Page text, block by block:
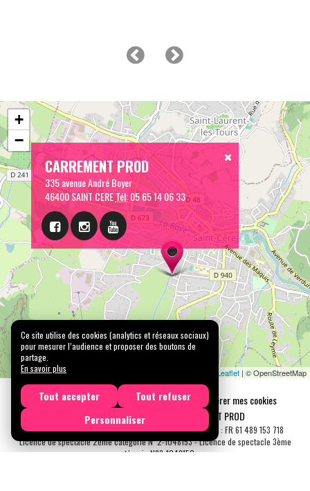
CARREMENT PROD
335 avenue André Boyer
46400 SAINT CERETél:05 65 14 06 33
+
−
Leaflet | © OpenStreetMap
Mentions légales Confidentialité
Gérer mes cookies
Tous droits réservés © 2026 |
CARREMENT PROD
N° SIRET : 489 153 718 00031 - APE : 9001 Z - N° TVA Int. : FR 61 489 153 718
Licence de spectacle 2ème catégorie N°2-1048153 - Licence de spectacle 3ème
catégorie N°3-1048152
Ce site utilise des cookies (analytics et réseaux sociaux)
pour mesurer l’audience et proposer des boutons de
partage.
En savoir plus
Tout accepter
Tout refuser
Personnaliser